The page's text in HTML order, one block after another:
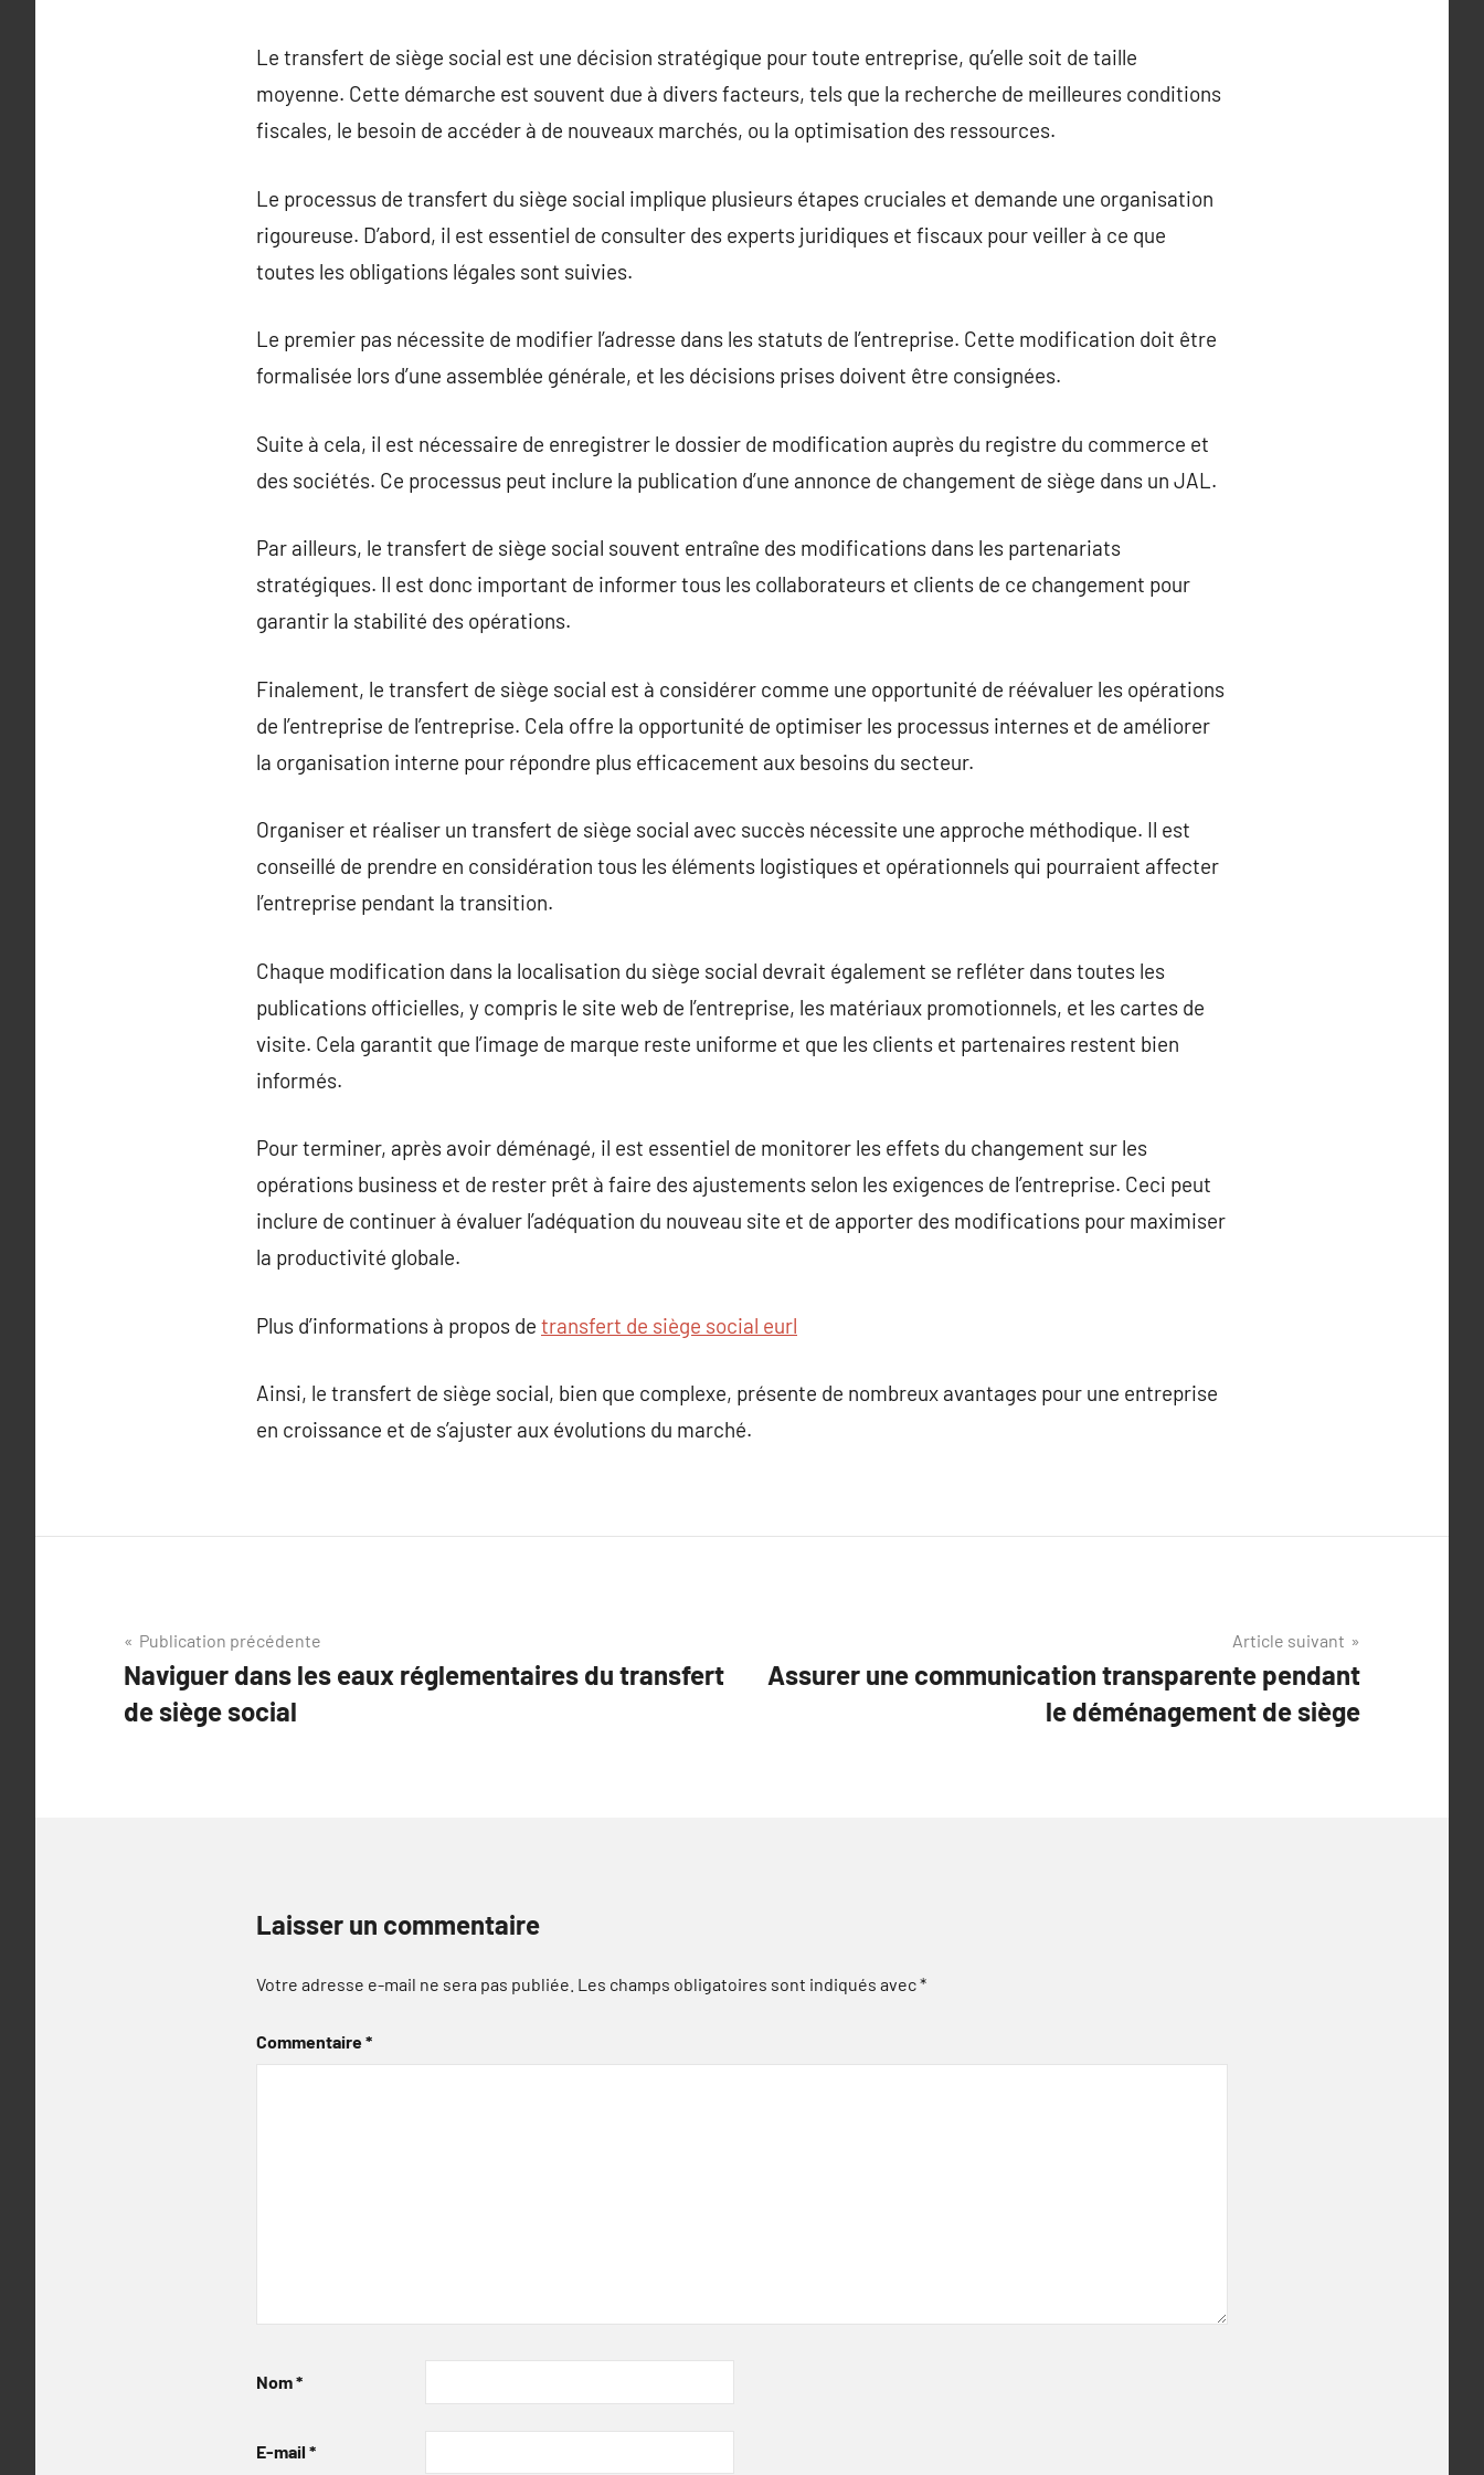
Le transfert de siège social est une décision stratégique pour toute entreprise, qu’elle soit de taille
moyenne. Cette démarche est souvent due à divers facteurs, tels que la recherche de meilleures conditions
fiscales, le besoin de accéder à de nouveaux marchés, ou la optimisation des ressources.
Le processus de transfert du siège social implique plusieurs étapes cruciales et demande une organisation
rigoureuse. D’abord, il est essentiel de consulter des experts juridiques et fiscaux pour veiller à ce que
toutes les obligations légales sont suivies.
Le premier pas nécessite de modifier l’adresse dans les statuts de l’entreprise. Cette modification doit être
formalisée lors d’une assemblée générale, et les décisions prises doivent être consignées.
Suite à cela, il est nécessaire de enregistrer le dossier de modification auprès du registre du commerce et
des sociétés. Ce processus peut inclure la publication d’une annonce de changement de siège dans un JAL.
Par ailleurs, le transfert de siège social souvent entraîne des modifications dans les partenariats
stratégiques. Il est donc important de informer tous les collaborateurs et clients de ce changement pour
garantir la stabilité des opérations.
Finalement, le transfert de siège social est à considérer comme une opportunité de réévaluer les opérations
de l’entreprise de l’entreprise. Cela offre la opportunité de optimiser les processus internes et de améliorer
la organisation interne pour répondre plus efficacement aux besoins du secteur.
Organiser et réaliser un transfert de siège social avec succès nécessite une approche méthodique. Il est
conseillé de prendre en considération tous les éléments logistiques et opérationnels qui pourraient affecter
l’entreprise pendant la transition.
Chaque modification dans la localisation du siège social devrait également se refléter dans toutes les
publications officielles, y compris le site web de l’entreprise, les matériaux promotionnels, et les cartes de
visite. Cela garantit que l’image de marque reste uniforme et que les clients et partenaires restent bien
informés.
Pour terminer, après avoir déménagé, il est essentiel de monitorer les effets du changement sur les
opérations business et de rester prêt à faire des ajustements selon les exigences de l’entreprise. Ceci peut
inclure de continuer à évaluer l’adéquation du nouveau site et de apporter des modifications pour maximiser
la productivité globale.
Plus d’informations à propos de transfert de siège social eurl
Ainsi, le transfert de siège social, bien que complexe, présente de nombreux avantages pour une entreprise
en croissance et de s’ajuster aux évolutions du marché.
Navigation
de
l’article
Publication précédente
Naviguer dans les eaux réglementaires du transfert
de siège social
Article suivant
Assurer une communication transparente pendant
le déménagement de siège
Laisser un commentaire
Votre adresse e-mail ne sera pas publiée. Les champs obligatoires sont indiqués avec*
Commentaire*
Nom*
E-mail *